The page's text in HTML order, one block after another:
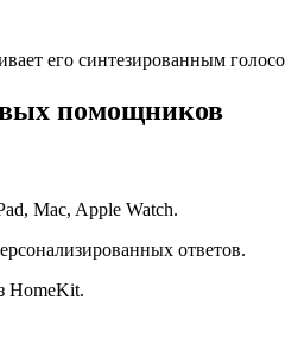
его синтезированным
помощников
Mac, Apple Watch.
ответов.
HomeKit.